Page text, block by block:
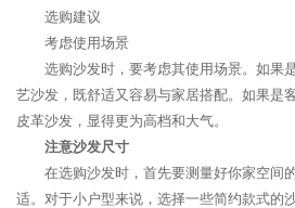
选购建议
考虑使用场景
选购沙发时，要考虑其使用场景。如果
艺沙发，既舒适又容易与家居搭配。如果是
皮革沙发，显得更为高档和大气。
注意沙发尺寸
在选购沙发时，首先要测量好你家空间
适。对于小户型来说，选择一些简约款式的